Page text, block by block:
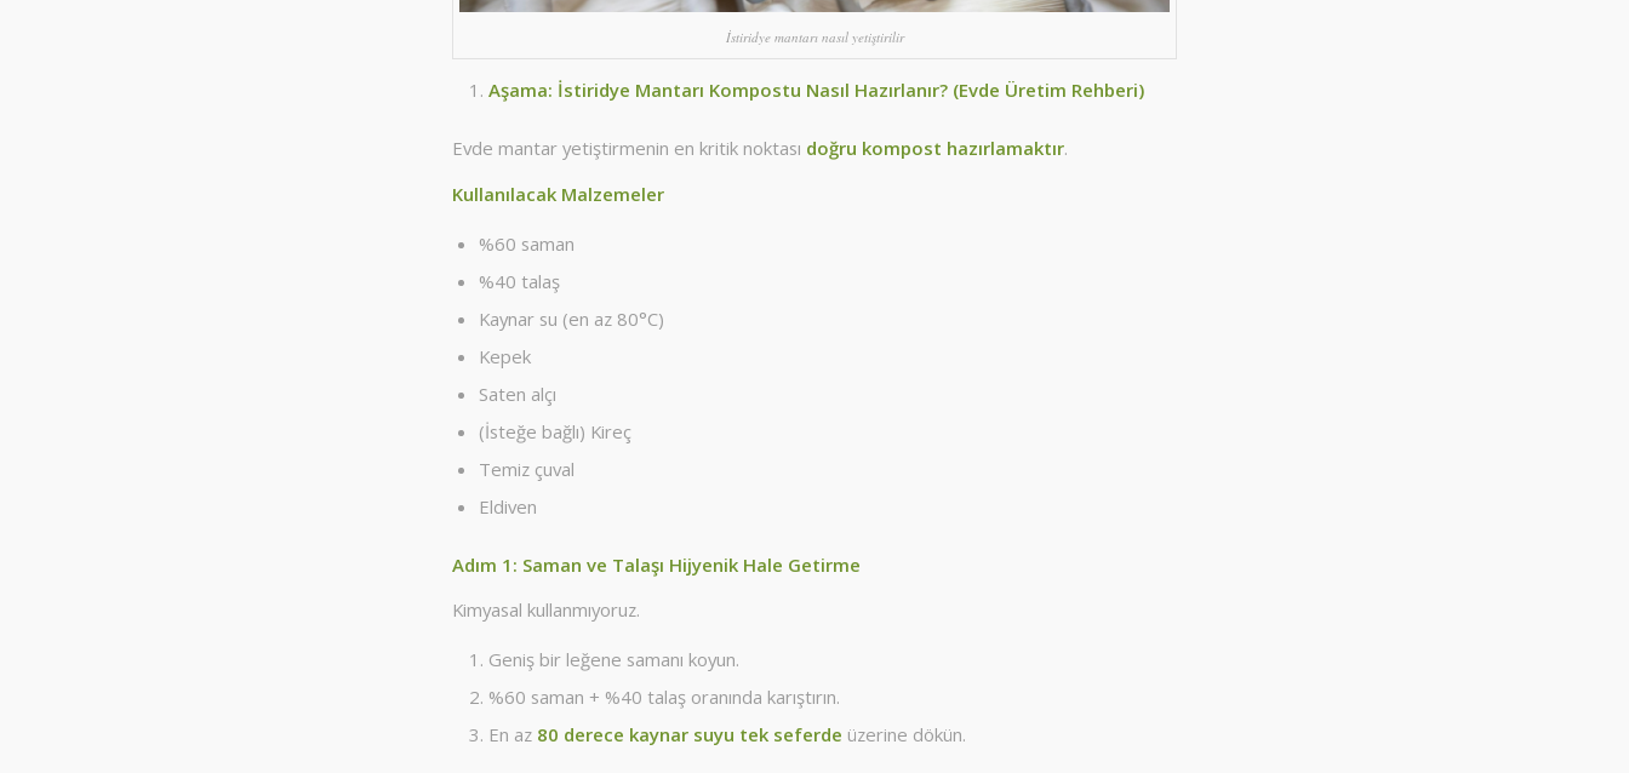
İstiridye mantarı nasıl yetiştirilir
Aşama: İstiridye Mantarı Kompostu Nasıl Hazırlanır? (Evde Üretim Rehberi)
Evde mantar yetiştirmenin en kritik noktası doğru kompost hazırlamaktır.
Kullanılacak Malzemeler
%60 saman
%40 talaş
Kaynar su (en az 80°C)
Kepek
Saten alçı
(İsteğe bağlı) Kireç
Temiz çuval
Eldiven
Adım 1: Saman ve Talaşı Hijyenik Hale Getirme
Kimyasal kullanmıyoruz.
Geniş bir leğene samanı koyun.
%60 saman + %40 talaş oranında karıştırın.
En az 80 derece kaynar suyu tek seferde üzerine dökün.